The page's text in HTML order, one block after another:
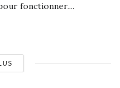
fonctionner....